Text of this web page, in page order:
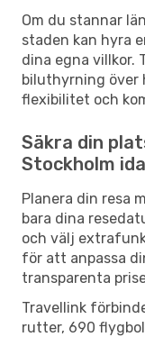
Om du stannar
staden kan hyra
dina egna villkor.
biluthyrning över
flexibilitet och
Säkra din
Stockholm
Planera din resa
bara dina
och välj
för att anpassa
transparenta
Travellink
rutter, 690